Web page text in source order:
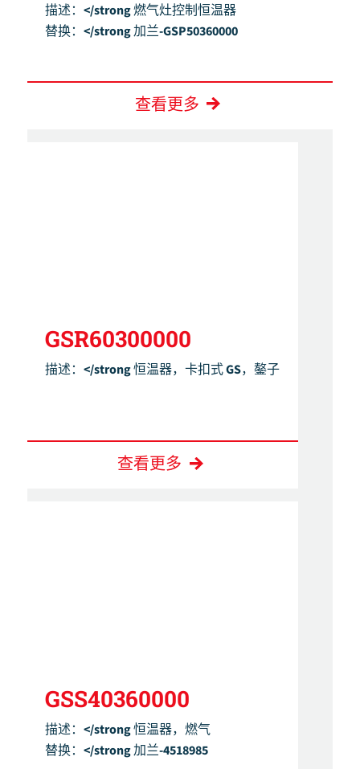
描述：</strong 燃气灶控制恒温器
替换：</strong 加兰-GSP50360000
查看更多
GSR60300000
描述：</strong 恒温器，卡扣式 GS，鏊子
查看更多
GSS40360000
描述：</strong 恒温器，燃气
替换：</strong 加兰-4518985